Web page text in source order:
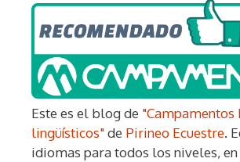
Este es el blog de "Campamentos
lingüísticos"de Pirineo Ecuestre.
idiomas para todos los niveles, en